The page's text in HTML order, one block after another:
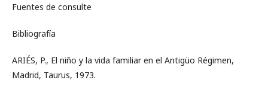
Fuentes de consulte
Bibliografía
ARIÉS, P., El niño y la vida familiar en el Antigüo Régimen,
Madrid, Taurus, 1973.